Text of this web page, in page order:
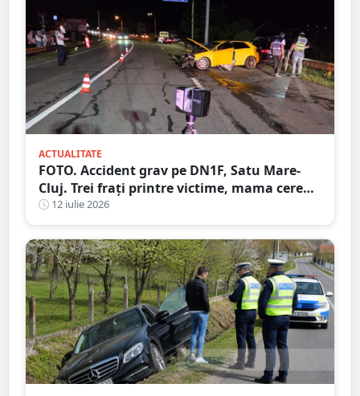
ACTUALITATE
FOTO. Accident grav pe DN1F, Satu Mare-
Cluj. Trei frați printre victime, mama cere
ajutorul martorilor
12 iulie 2026